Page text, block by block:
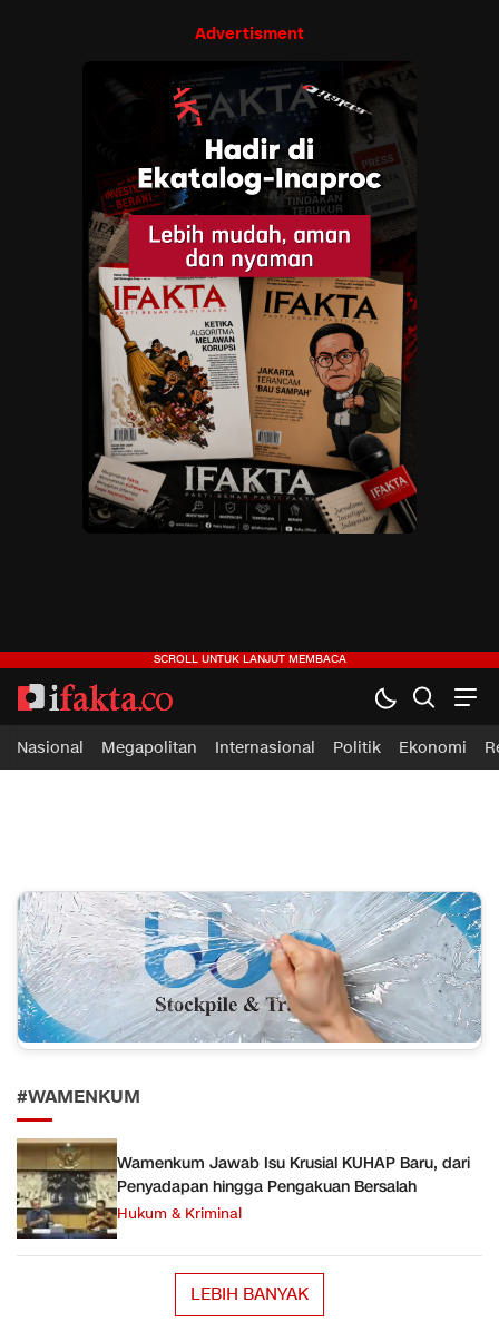
Advertisment
ifakta.co
#pastibenar
Nasional Megapolitan Internasional Politik Ekonomi
#WAMENKUM
Wamenkum Jawab Isu Krusial KUHAP Baru, dari
Penyadapan hingga Pengakuan Bersalah
Hukum & Kriminal
LEBIH BANYAK